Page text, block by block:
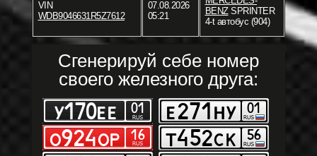
VIN
WDB9046631R5Z7612
07.08.2026
05:21
BENZSPRINTER
4-t автобус (904)
Сгенерируй себе номер
своего железного друга: